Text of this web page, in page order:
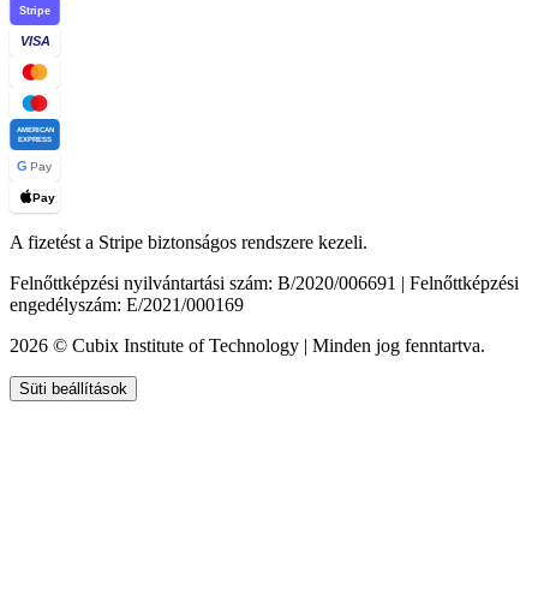
Stripe
VISA
AMERICAN
EXPRESS
G Pay
Pay
A fizetést a Stripe biztonságos rendszere kezeli.
Felnőttképzési nyilvántartási szám: B/2020/006691 | Felnőttképzési
engedélyszám: E/2021/000169
2026 © Cubix Institute of Technology | Minden jog fenntartva.
Süti beállítások